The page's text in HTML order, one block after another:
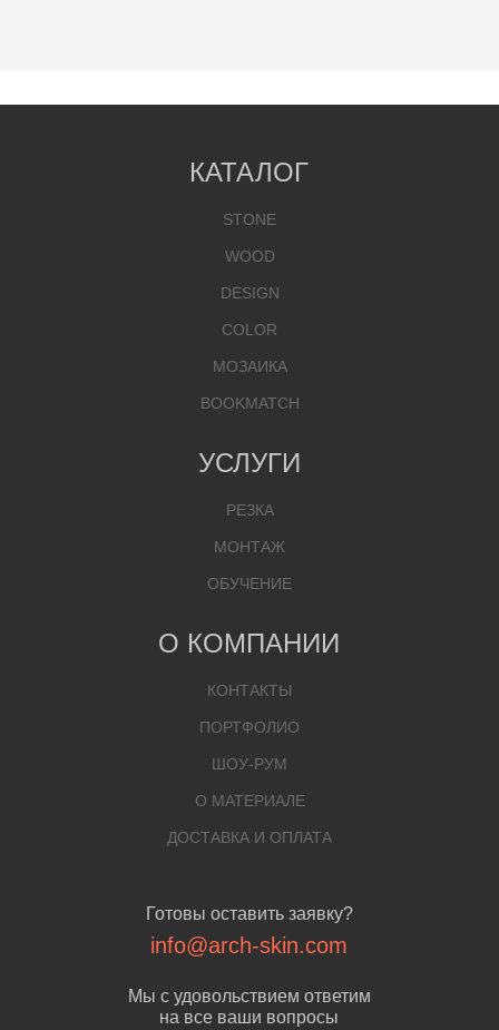
Готовы оставить заявку?
info@arch-skin.com
Мы с удовольствием ответим
на все ваши вопросы
КАТАЛОГ
STONE
WOOD
DESIGN
COLOR
МОЗАИКА
BOOKMATCH
УСЛУГИ
РЕЗКА
МОНТАЖ
ОБУЧЕНИЕ
О КОМПАНИИ
КОНТАКТЫ
ПОРТФОЛИО
ШОУ-РУМ
О МАТЕРИАЛЕ
ДОСТАВКА И ОПЛАТА